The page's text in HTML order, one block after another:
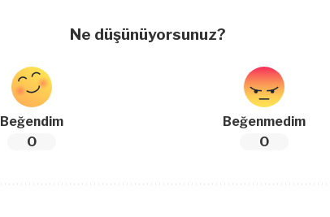
Ne düşünüyorsunuz?
Beğendim
0
Beğenmedim
0